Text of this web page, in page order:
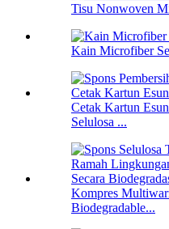
Tisu Nonwoven
Kain Microfiber
Cetak Kartun
Selulosa ...
Kompres
Biodegradable...